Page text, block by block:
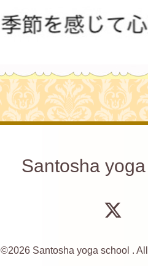
Santosha yoga
©2026 Santosha yoga school .